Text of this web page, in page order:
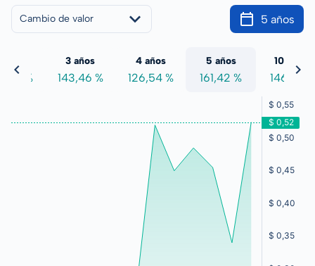
Cambio de valor 5 años
%
3 años
143,46 %
4 años
126,54 %
5 años
161,42 %
10 años
146,41 %